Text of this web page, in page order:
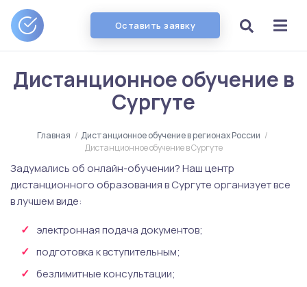
Оставить заявку
Дистанционное обучение в
Сургуте
Главная / Дистанционное обучение в регионах России /
Дистанционное обучение в Сургуте
Задумались об онлайн-обучении? Наш центр
дистанционного образования в Сургуте организует все
в лучшем виде:
электронная подача документов;
подготовка к вступительным;
безлимитные консультации;